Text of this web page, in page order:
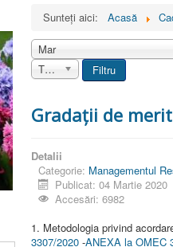
Sunteți aici: Acasă
Mar
Toate
Filtru
Gradații de
Detalii
Categorie: Managementul
Publicat: 04 Martie 2020
Accesări: 6982
1. Metodologia privind
3307/2020 -ANEXA la OMEC